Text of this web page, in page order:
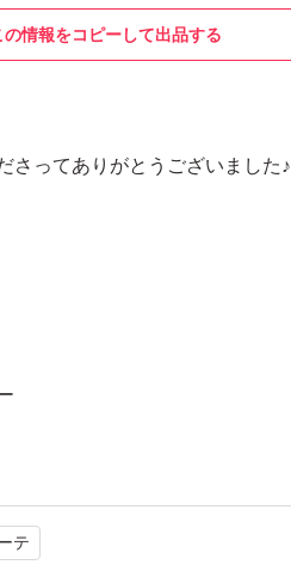
の情報をコピーして出品する
さってありがとうございました♪
増量）
テ